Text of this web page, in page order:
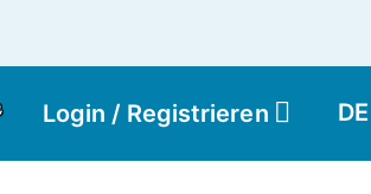
Login / Registrieren DE